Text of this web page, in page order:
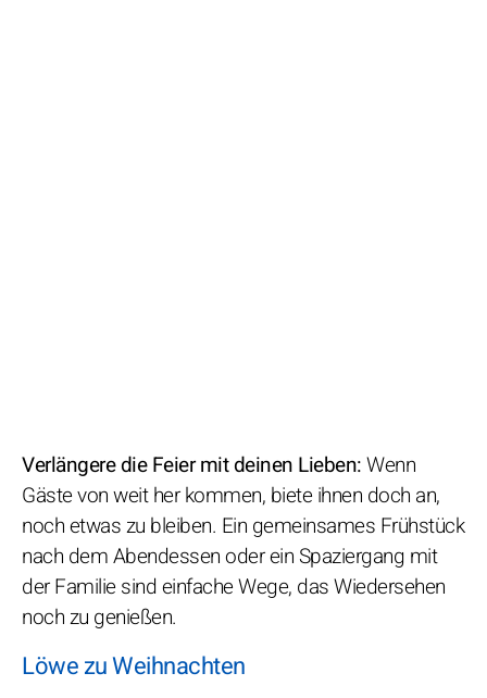
Verlängere die Feier mit deinen Lieben:Wenn
Gäste von weit her kommen, biete ihnen doch an,
noch etwas zu bleiben. Ein gemeinsames Frühstück
nach dem Abendessen oder ein Spaziergang mit
der Familie sind einfache Wege, das Wiedersehen
noch zu genießen.
Löwe zu Weihnachten